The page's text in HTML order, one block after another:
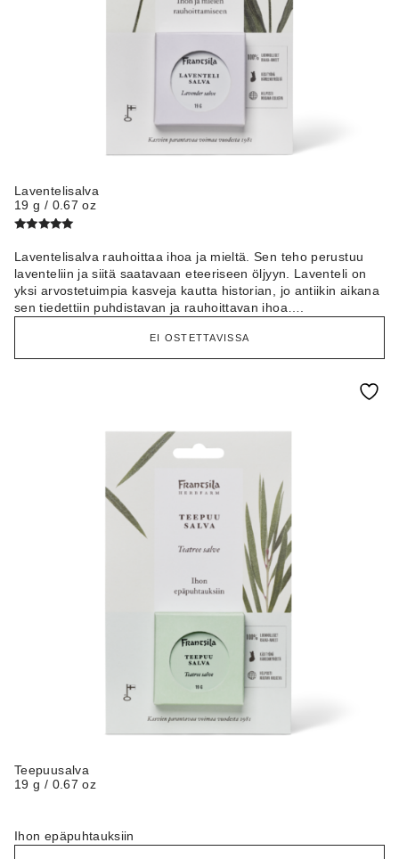
Laventelisalva
19 g / 0.67 oz
tuotteesta:
5.00/ 5
Laventelisalva rauhoittaa ihoa ja mieltä. Sen teho perustuu
laventeliin ja siitä saatavaan eteeriseen öljyyn. Laventeli on
yksi arvostetuimpia kasveja kautta historian, jo antiikin aikana
sen tiedettiin puhdistavan ja rauhoittavan ihoa….
EI OSTETTAVISSA
Teepuusalva
19 g / 0.67 oz
Ihon epäpuhtauksiin